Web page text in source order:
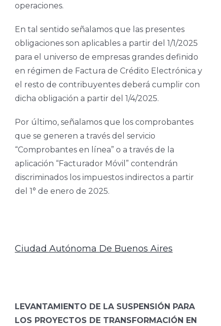
operaciones.
En tal sentido señalamos que las presentes
obligaciones son aplicables a partir del 1/1/2025
para el universo de empresas grandes definido
en régimen de Factura de Crédito Electrónica y
el resto de contribuyentes deberá cumplir con
dicha obligación a partir del 1/4/2025.
Por último, señalamos que los comprobantes
que se generen a través del servicio
“Comprobantes en línea” o a través de la
aplicación “Facturador Móvil” contendrán
discriminados los impuestos indirectos a partir
del 1° de enero de 2025.
Ciudad Autónoma De Buenos Aires
LEVANTAMIENTO DE LA SUSPENSIÓN PARA
LOS PROYECTOS DE TRANSFORMACIÓN EN